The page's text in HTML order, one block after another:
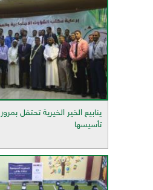
ينابيع الخير الخيرية تحتفل
تأسيسها